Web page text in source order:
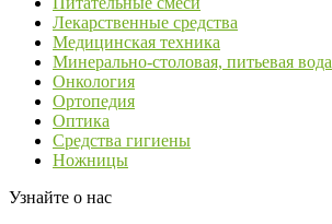
Лекарственные средства
Медицинская техника
Минерально-столовая, питьевая вода
Онкология
Ортопедия
Оптика
Средства гигиены
Ножницы
Узнайте о нас